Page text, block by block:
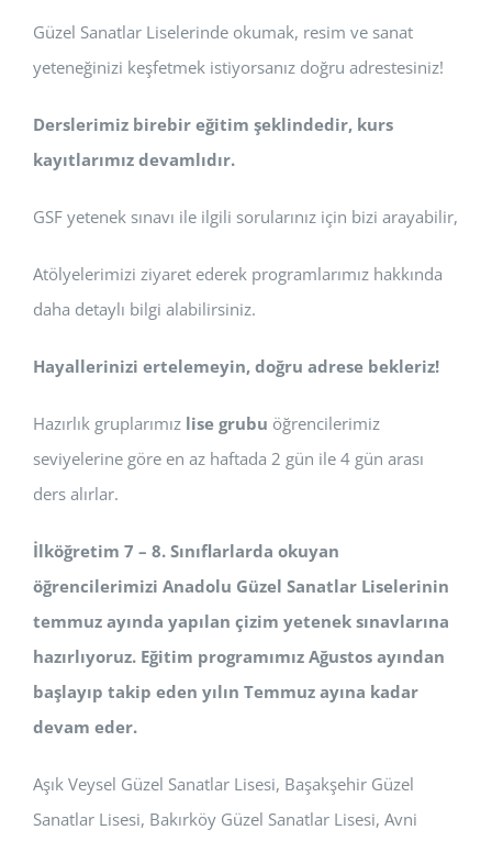
Güzel Sanatlar Liselerinde okumak, resim ve sanat
yeteneğinizi keşfetmek istiyorsanız doğru adrestesiniz!
Derslerimiz birebir eğitim şeklindedir, kurs
kayıtlarımız devamlıdır.
GSF yetenek sınavı ile ilgili sorularınız için bizi arayabilir,
Atölyelerimizi ziyaret ederek programlarımız hakkında
daha detaylı bilgi alabilirsiniz.
Hayallerinizi ertelemeyin, doğru adrese bekleriz!
Hazırlık gruplarımız lise grubu öğrencilerimiz
seviyelerine göre en az haftada 2 gün ile 4 gün arası
ders alırlar.
İlköğretim 7 – 8. Sınıflarlarda okuyan
öğrencilerimizi Anadolu Güzel Sanatlar Liselerinin
temmuz ayında yapılan çizim yetenek sınavlarına
hazırlıyoruz. Eğitim programımız Ağustos ayından
başlayıp takip eden yılın Temmuz ayına kadar
devam eder.
Aşık Veysel Güzel Sanatlar Lisesi, Başakşehir Güzel
Sanatlar Lisesi, Bakırköy Güzel Sanatlar Lisesi, Avni